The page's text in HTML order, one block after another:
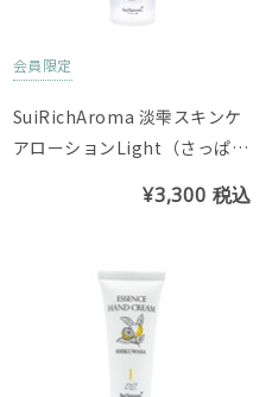
会員限定
SuiRichAroma 淡雫スキンケ
アローションLight（さっぱ
¥3,300 税込